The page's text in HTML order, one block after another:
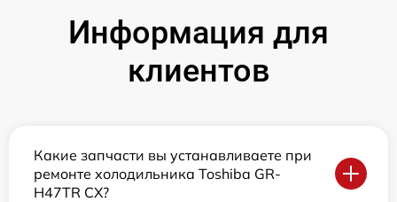
Информация для
клиентов
Какие запчасти вы устанавливаете при
ремонте холодильника Toshiba GR-
H47TR CX?